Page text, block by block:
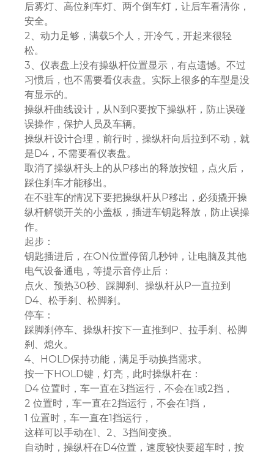
后雾灯、高位刹车灯、两个倒车灯，让后车看清你，
安全。
2、动力足够，满载5个人，开冷气，开起来很轻
松。
3、仪表盘上没有操纵杆位置显示，有点遗憾。不过
习惯后，也不需要看仪表盘。实际上很多的车型是没
有显示的。
操纵杆曲线设计，从N到R要按下操纵杆，防止误碰
误操作，保护人员及车辆。
操纵杆设计合理，前行时，操纵杆向后拉到不动，就
是D4，不需要看仪表盘。
取消了操纵杆头上的从P移出的释放按钮，点火后，
踩住刹车才能移出。
在不驻车的情况下要把操纵杆从P移出，必须撬开操
纵杆解锁开关的小盖板，插进车钥匙释放，防止误操
作。
起步：
钥匙插进后，在ON位置停留几秒钟，让电脑及其他
电气设备通电，等提示音停止后：
点火、预热30秒、踩脚刹、操纵杆从P一直拉到
D4、松手刹、松脚刹。
停车：
踩脚刹停车、操纵杆按下一直推到P、拉手刹、松脚
刹、熄火。
4、HOLD保持功能，满足手动换挡需求。
按一下HOLD键，灯亮，此时操纵杆在：
D4 位置时，车一直在3挡运行，不会在1或2挡，
2 位置时，车一直在2挡运行，不会在1挡，
1 位置时，车一直在1挡运行，
这样可以手动在1、2、3挡间变换。
自动时，操纵杆在D4位置，速度较快要超车时，按